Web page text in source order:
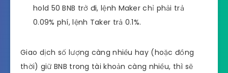
hold 50 BNB trở đi, lệnh Maker chỉ phải trả
0.09% phí, lệnh Taker trả 0.1%.
Giao dịch số lượng càng nhiều hay (hoặc đồng
thời) giữ BNB trong tài khoản càng nhiều, thì sẽ